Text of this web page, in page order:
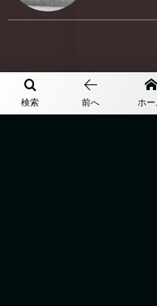
検索 前へ ホー